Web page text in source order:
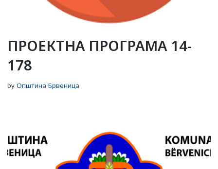
ПРОЕКТНА ПРОГРАМА 14-
178
by Општина Брвеница